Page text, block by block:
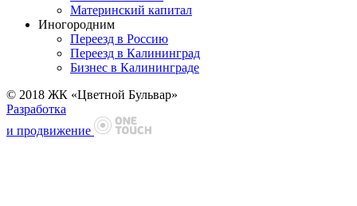
Материнский капитал
Иногородним
Переезд в Россию
Переезд в Калининград
Бизнес в Калининграде
© 2018 ЖК «Цветной Бульвар»
Разработка
и продвижение